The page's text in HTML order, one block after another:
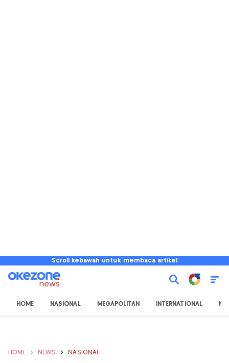
Scroll kebawah untuk membaca artikel
HOME NASIONAL MEGAPOLITAN INTERNATIONAL
HOME NEWS NASIONAL